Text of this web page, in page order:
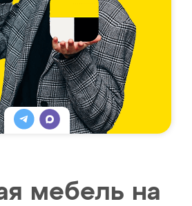
мебель на